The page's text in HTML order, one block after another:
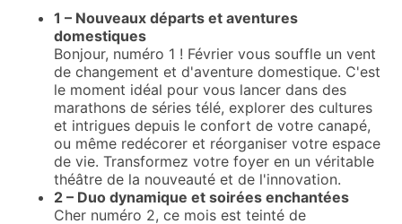
1 – Nouveaux départs et aventures
domestiques
Bonjour, numéro 1 ! Février vous souffle un vent
de changement et d'aventure domestique. C'est
le moment idéal pour vous lancer dans des
marathons de séries télé, explorer des cultures
et intrigues depuis le confort de votre canapé,
ou même redécorer et réorganiser votre espace
de vie. Transformez votre foyer en un véritable
théâtre de la nouveauté et de l'innovation.
2 – Duo dynamique et soirées enchantées
Cher numéro 2, ce mois est teinté de